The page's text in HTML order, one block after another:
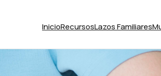
InicioRecursosLazos Familiares